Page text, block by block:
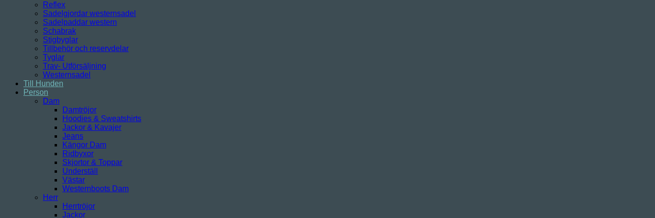
Reflex
Sadelgjordar westernsadel
Sadelpaddar western
Schabrak
Stigbyglar
Tillbehör och reservdelar
Tyglar
Trav- Utförsäljning
Westernsadel
Till Hunden
Person
Dam
Damtröjor
Hoodies & Sweatshirts
Jackor & Kavajer
Jeans
Kängor Dam
Ridbyxor
Skjortor & Toppar
Underställ
Västar
Westernboots Dam
Herr
Herrtröjor
Jackor